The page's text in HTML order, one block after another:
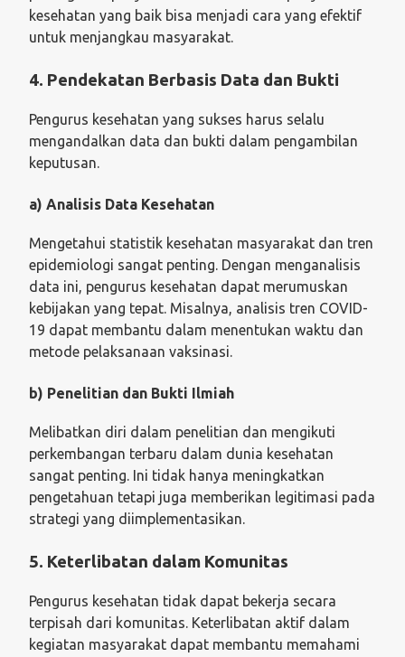
kesehatan yang baik bisa menjadi cara yang efektif
untuk menjangkau masyarakat.
4. Pendekatan Berbasis Data dan Bukti
Pengurus kesehatan yang sukses harus selalu
mengandalkan data dan bukti dalam pengambilan
keputusan.
a) Analisis Data Kesehatan
Mengetahui statistik kesehatan masyarakat dan tren
epidemiologi sangat penting. Dengan menganalisis
data ini, pengurus kesehatan dapat merumuskan
kebijakan yang tepat. Misalnya, analisis tren COVID-
19 dapat membantu dalam menentukan waktu dan
metode pelaksanaan vaksinasi.
b) Penelitian dan Bukti Ilmiah
Melibatkan diri dalam penelitian dan mengikuti
perkembangan terbaru dalam dunia kesehatan
sangat penting. Ini tidak hanya meningkatkan
pengetahuan tetapi juga memberikan legitimasi pada
strategi yang diimplementasikan.
5. Keterlibatan dalam Komunitas
Pengurus kesehatan tidak dapat bekerja secara
terpisah dari komunitas. Keterlibatan aktif dalam
kegiatan masyarakat dapat membantu memahami